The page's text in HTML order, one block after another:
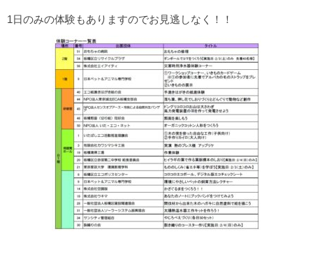
1日のみの体験もありますのでお見逃しなく！！